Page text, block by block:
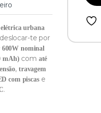
urbana
te por
600W nominal
mAh) com até
, travagem
com piscase
.